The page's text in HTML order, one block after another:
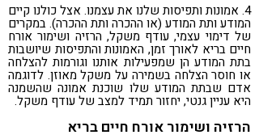
4. אמונות ותפיסות שלנו את עצמנו. אצל כולנו קיים
המודע ותת המודע (או ההכרה ותת ההכרה). במקרים
של דימוי עצמי, עודף משקל, הרזיה ושימור אורח
חיים בריא לאורך זמן, האמונות והתפיסות שיושבות
בתת המודע הן שמפעילות אותנו וגורמות להצלחה
או חוסר הצלחה בשמירה על משקל מאוזן. לדוגמה
אדם שבתת המודע שלו שוכנת אמונה שהשמנה
היא עניין גנטי, יחזור תמיד למצב של עודף משקל.
הרזיה ושימור אורח חיים בריא